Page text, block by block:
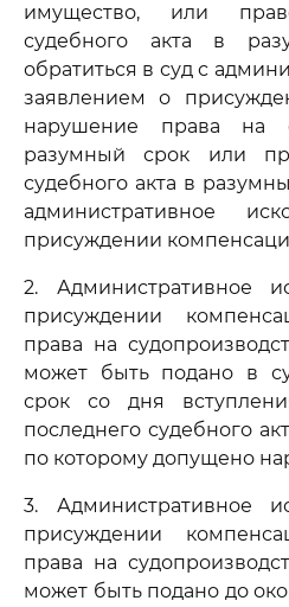
имущество, или
судебного акта в
обратиться в суд с
заявлением о
нарушение права на
разумный срок или
судебного акта в
административное
присуждении
2. Административное
присуждении
права на
может быть подано в
срок со дня
последнего судебного
по которому допущено
3. Административное
присуждении
права на
может быть подано до